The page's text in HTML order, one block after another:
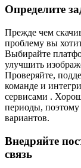
Определите
Прежде чем
проблему вы
Выбирайте
улучшить
Проверяйте,
команде и
сервисами .
периоды, поэтому
вариантов.
Внедряйте
связь